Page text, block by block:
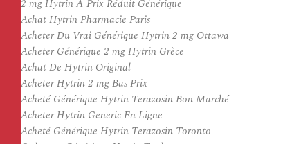
2 mg Hytrin À Prix Réduit Générique
Achat Hytrin Pharmacie Paris
Acheter Du Vrai Générique Hytrin 2 mg Ottawa
Acheter Générique 2 mg Hytrin Grèce
Achat De Hytrin Original
Acheter Hytrin 2 mg Bas Prix
Acheté Générique Hytrin Terazosin Bon Marché
Acheter Hytrin Generic En Ligne
Acheté Générique Hytrin Terazosin Toronto